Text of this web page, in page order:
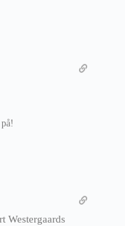
Westergaards